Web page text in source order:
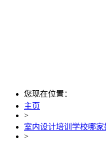
您现在位置：
主页
>
室内设计培训学校哪家
>